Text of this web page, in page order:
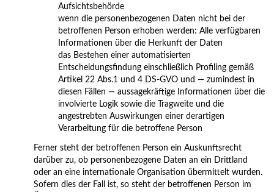
Aufsichtsbehörde
wenn die personenbezogenen Daten nicht bei der
betroffenen Person erhoben werden: Alle verfügbaren
Informationen über die Herkunft der Daten
das Bestehen einer automatisierten
Entscheidungsfindung einschließlich Profiling gemäß
Artikel 22 Abs.1 und 4 DS-GVO und — zumindest in
diesen Fällen — aussagekräftige Informationen über die
involvierte Logik sowie die Tragweite und die
angestrebten Auswirkungen einer derartigen
Verarbeitung für die betroffene Person
Ferner steht der betroffenen Person ein Auskunftsrecht
darüber zu, ob personenbezogene Daten an ein Drittland
oder an eine internationale Organisation übermittelt wurden.
Sofern dies der Fall ist, so steht der betroffenen Person im